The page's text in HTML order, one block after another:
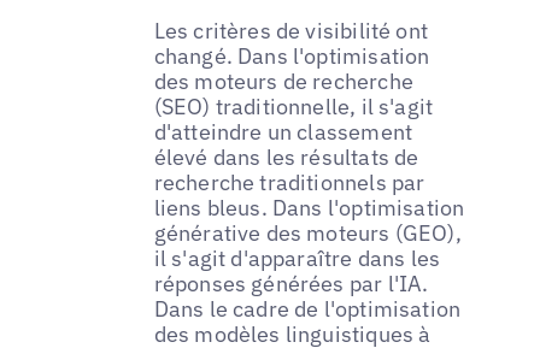
Les critères de visibilité ont
changé. Dans l'optimisation
des moteurs de recherche
(SEO) traditionnelle, il s'agit
d'atteindre un classement
élevé dans les résultats de
recherche traditionnels par
liens bleus. Dans l'optimisation
générative des moteurs (GEO),
il s'agit d'apparaître dans les
réponses générées par l'IA.
Dans le cadre de l'optimisation
des modèles linguistiques à